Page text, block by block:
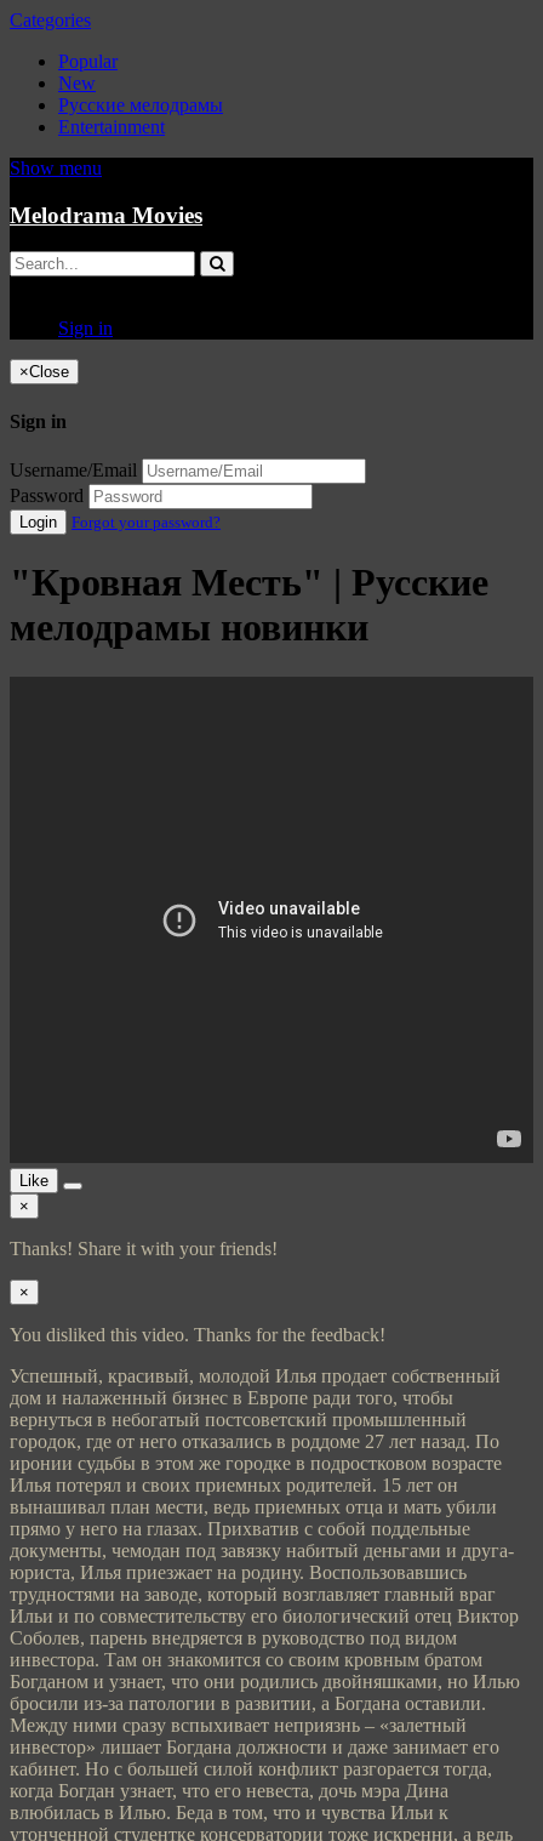
Categories
Popular
New
Русские мелодрамы
Entertainment
Show menu
Melodrama Movies
Sign in
×Close
Sign in
Username/Email
Password
Login Forgot your password?
"Кровная Месть" | Русские
мелодрамы новинки
Like
×
Thanks! Share it with your friends!
×
You disliked this video. Thanks for the feedback!
Успешный, красивый, молодой Илья продает собственный
дом и налаженный бизнес в Европе ради того, чтобы
вернуться в небогатый постсоветский промышленный
городок, где от него отказались в роддоме 27 лет назад. По
иронии судьбы в этом же городке в подростковом возрасте
Илья потерял и своих приемных родителей. 15 лет он
вынашивал план мести, ведь приемных отца и мать убили
прямо у него на глазах. Прихватив с собой поддельные
документы, чемодан под завязку набитый деньгами и друга-
юриста, Илья приезжает на родину. Воспользовавшись
трудностями на заводе, который возглавляет главный враг
Ильи и по совместительству его биологический отец Виктор
Соболев, парень внедряется в руководство под видом
инвестора. Там он знакомится со своим кровным братом
Богданом и узнает, что они родились двойняшками, но Илью
бросили из-за патологии в развитии, а Богдана оставили.
Между ними сразу вспыхивает неприязнь – «залетный
инвестор» лишает Богдана должности и даже занимает его
кабинет. Но с большей силой конфликт разгорается тогда,
когда Богдан узнает, что его невеста, дочь мэра Дина
влюбилась в Илью. Беда в том, что и чувства Ильи к
утонченной студентке консерватории тоже искренни, а ведь